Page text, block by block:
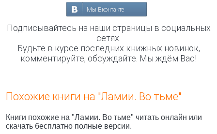
Мы Вконтакте
Подписывайтесь на наши страницы в социальных
сетях.
Будьте в курсе последних книжных новинок,
комментируйте, обсуждайте. Мы ждём Вас!
Похожие книги на "Ламии. Во тьме"
Книги похожие на "Ламии. Во тьме" читать онлайн или
скачать бесплатно полные версии.